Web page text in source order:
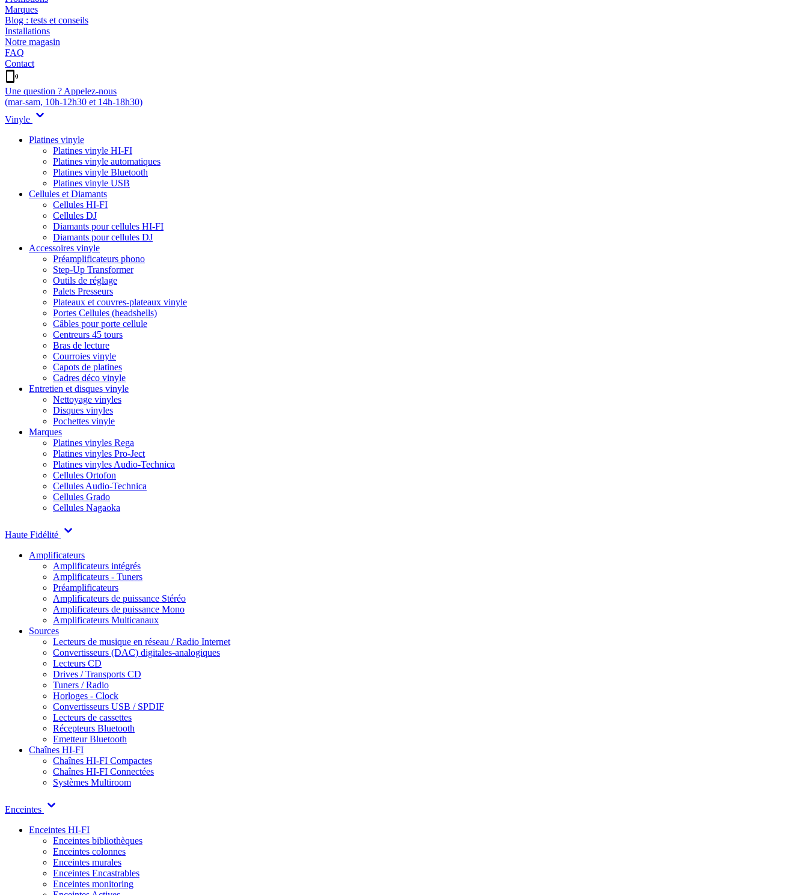
Marques
Blog : tests et conseils
Installations
Notre magasin
FAQ
Contact
Une question ? Appelez-nous
(mar-sam, 10h-12h30 et 14h-18h30)
Vinyle
Platines vinyle
Platines vinyle HI-FI
Platines vinyle automatiques
Platines vinyle Bluetooth
Platines vinyle USB
Cellules et Diamants
Cellules HI-FI
Cellules DJ
Diamants pour cellules HI-FI
Diamants pour cellules DJ
Accessoires vinyle
Préamplificateurs phono
Step-Up Transformer
Outils de réglage
Palets Presseurs
Plateaux et couvres-plateaux vinyle
Portes Cellules (headshells)
Câbles pour porte cellule
Centreurs 45 tours
Bras de lecture
Courroies vinyle
Capots de platines
Cadres déco vinyle
Entretien et disques vinyle
Nettoyage vinyles
Disques vinyles
Pochettes vinyle
Marques
Platines vinyles Rega
Platines vinyles Pro-Ject
Platines vinyles Audio-Technica
Cellules Ortofon
Cellules Audio-Technica
Cellules Grado
Cellules Nagaoka
Haute Fidélité
Amplificateurs
Amplificateurs intégrés
Amplificateurs - Tuners
Préamplificateurs
Amplificateurs de puissance Stéréo
Amplificateurs de puissance Mono
Amplificateurs Multicanaux
Sources
Lecteurs de musique en réseau / Radio Internet
Convertisseurs (DAC) digitales-analogiques
Lecteurs CD
Drives / Transports CD
Tuners / Radio
Horloges - Clock
Convertisseurs USB / SPDIF
Lecteurs de cassettes
Récepteurs Bluetooth
Emetteur Bluetooth
Chaînes HI-FI
Chaînes HI-FI Compactes
Chaînes HI-FI Connectées
Systèmes Multiroom
Enceintes
Enceintes HI-FI
Enceintes bibliothèques
Enceintes colonnes
Enceintes murales
Enceintes Encastrables
Enceintes monitoring